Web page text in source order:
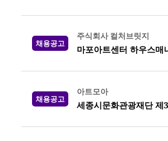
채용공고
주식회사 컬처브릿지
마포아트센터 하우스
채용공고
아트모아
세종시문화관광재단